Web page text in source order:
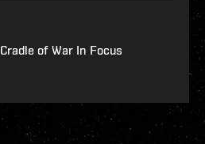
Cradle of War In Focus